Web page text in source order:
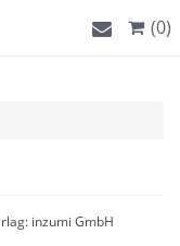
(0)
inzumi GmbH